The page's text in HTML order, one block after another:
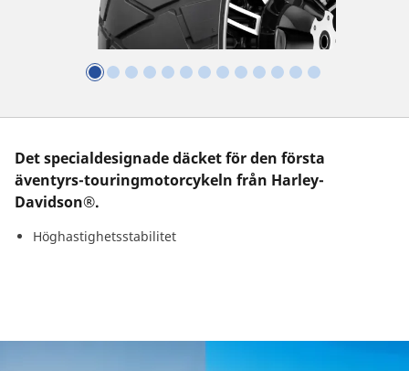
Det specialdesignade däcket för den första
äventyrs-touringmotorcykeln från Harley-
Davidson®.
Höghastighetsstabilitet